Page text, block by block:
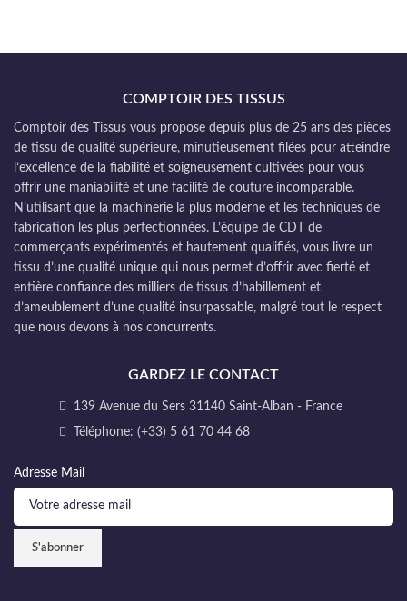
COMPTOIR DES TISSUS
Comptoir des Tissus vous propose depuis plus de 25 ans des pièces
de tissu de qualité supérieure, minutieusement filées pour atteindre
l’excellence de la fiabilité et soigneusement cultivées pour vous
offrir une maniabilité et une facilité de couture incomparable.
N’utilisant que la machinerie la plus moderne et les techniques de
fabrication les plus perfectionnées. L’équipe de CDT de
commerçants expérimentés et hautement qualifiés, vous livre un
tissu d’une qualité unique qui nous permet d’offrir avec fierté et
entière confiance des milliers de tissus d’habillement et
d’ameublement d’une qualité insurpassable, malgré tout le respect
que nous devons à nos concurrents.
GARDEZ LE CONTACT
139 Avenue du Sers 31140 Saint-Alban - France
Téléphone: (+33) 5 61 70 44 68
Adresse Mail